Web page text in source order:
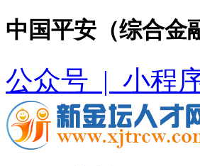
中国平安（综合金
公众号 | 小程